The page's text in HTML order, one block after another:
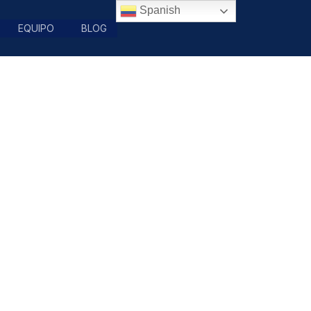
EQUIPO BLOG
Spanish